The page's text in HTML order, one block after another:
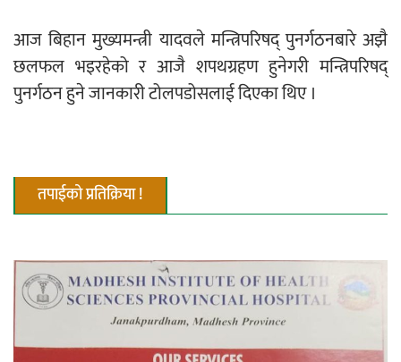
आज बिहान मुख्यमन्त्री यादवले मन्त्रिपरिषद् पुनर्गठनबारे अझै
छलफल भइरहेको र आजै शपथग्रहण हुनेगरी मन्त्रिपरिषद्
पुनर्गठन हुने जानकारी टोलपडोसलाई दिएका थिए ।
तपाईको प्रतिक्रिया !